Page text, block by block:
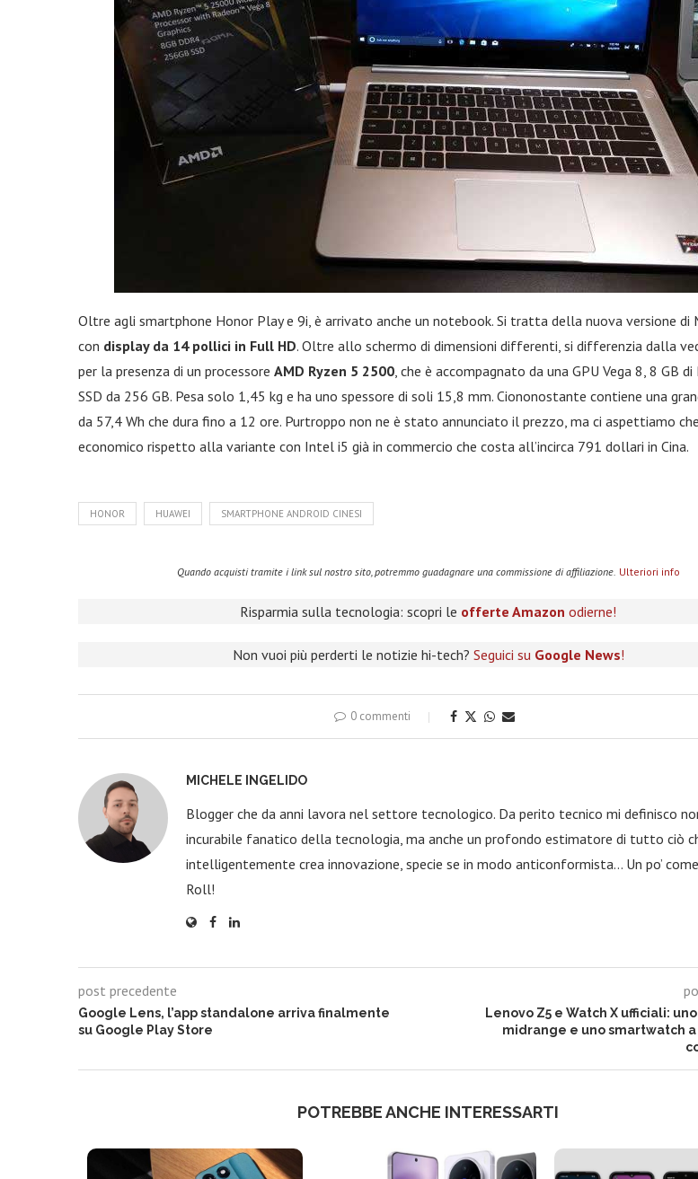
Oltre agli smartphone Honor Play e 9i, è arrivato anche un notebook. Si tratta della nuova versione di
con display da 14 pollici in Full HD. Oltre allo schermo di dimensioni differenti, si differenzia dalla
per la presenza di un processore AMD Ryzen 5 2500, che è accompagnato da una GPU Vega 8, 8 GB di
SSD da 256 GB. Pesa solo 1,45 kg e ha uno spessore di soli 15,8 mm. Ciononostante contiene una
da 57,4 Wh che dura fino a 12 ore. Purtroppo non ne è stato annunciato il prezzo, ma ci aspettiamo
economico rispetto alla variante con Intel i5 già in commercio che costa all’incirca 791 dollari in Cina.
HONOR HUAWEI SMARTPHONE ANDROID CINESI
Quando acquisti tramite i link sul nostro sito, potremmo guadagnare una commissione di affiliazione. Ulteriori info
Risparmia sulla tecnologia: scopri le offerte Amazon odierne!
Non vuoi più perderti le notizie hi-tech? Seguici su Google News!
0 commenti
MICHELE INGELIDO
Blogger che da anni lavora nel settore tecnologico. Da perito tecnico mi definisco
incurabile fanatico della tecnologia, ma anche un profondo estimatore di tutto ciò
intelligentemente crea innovazione, specie se in modo anticonformista… Un po’ come
Roll!
post precedente
Google Lens, l’app standalone arriva finalmente
su Google Play Store
Lenovo Z5 e Watch X ufficiali:
midrange e uno smartwatch
POTREBBE ANCHE INTERESSARTI